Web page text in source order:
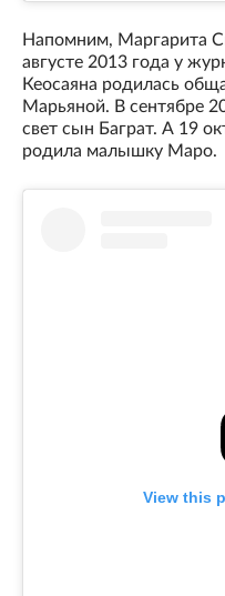
Напомним, Маргарита
августе 2013 года у
Кеосаяна родилась
Марьяной. В сентябре
свет сын Баграт. А 19
родила малышку Маро.
View this